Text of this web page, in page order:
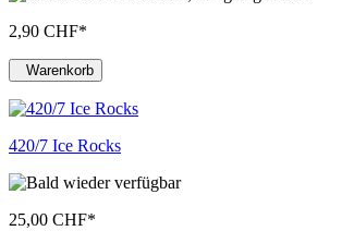
2,90 CHF*
Warenkorb
420/7 Ice Rocks
25,00 CHF*